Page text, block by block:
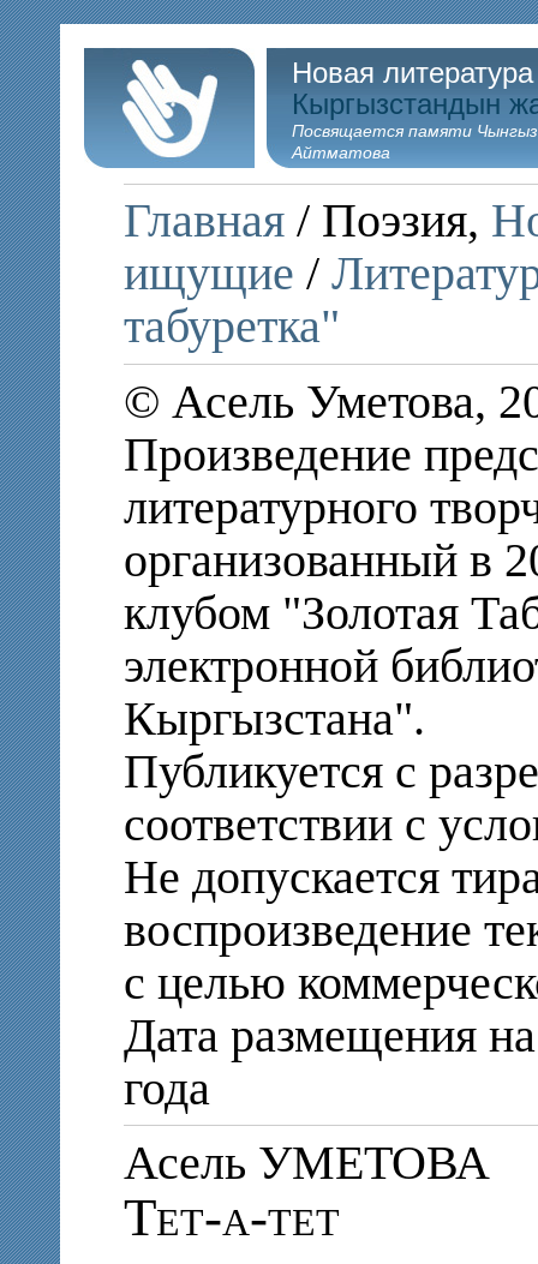
Новая
Кыргызстандын
Посвящается памяти
Айтматова
Главная / Поэзия,
ищущие /
табуретка"
© Асель Уметова,
Произведение
литературного
организованный в
клубом "Золотая
электронной
Кыргызстана".
Публикуется с
соответствии с
Не допускается
воспроизведение
с целью
Дата размещения
года
Асель УМЕТОВА
Тет-а-тет